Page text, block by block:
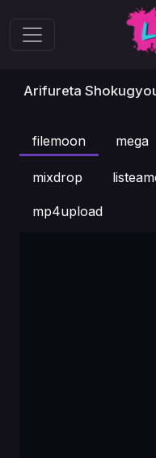
Arifureta
filemoon mega
mixdrop
mp4upload